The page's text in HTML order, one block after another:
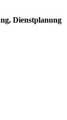
Dienstplanung